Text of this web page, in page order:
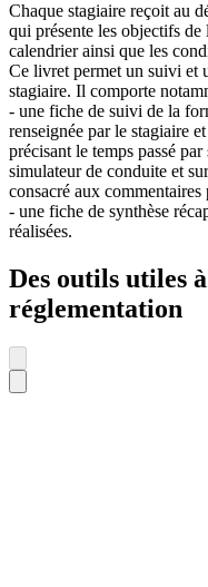
Chaque stagiaire reçoit au
qui présente les objectifs de
calendrier ainsi que les
Ce livret permet un suivi et
stagiaire. Il comporte
- une fiche de suivi de la
renseignée par le stagiaire
précisant le temps passé
simulateur de conduite et
consacré aux commentaires
- une fiche de synthèse
réalisées.
Des outils utiles
réglementation